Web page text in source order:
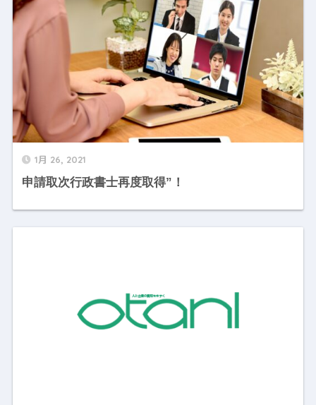
1月 26, 2021
申請取次行政書士再度取得”！